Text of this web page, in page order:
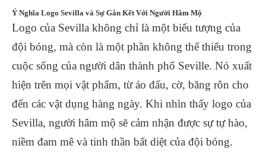
Ý Nghĩa Logo Sevilla và Sự Gắn Kết Với Người Hâm Mộ
Logo của Sevilla không chỉ là một biểu tượng của
đội bóng, mà còn là một phần không thể thiếu trong
cuộc sống của người dân thành phố Seville. Nó xuất
hiện trên mọi vật phẩm, từ áo đấu, cờ, băng rôn cho
đến các vật dụng hàng ngày. Khi nhìn thấy logo của
Sevilla, người hâm mộ sẽ cảm nhận được sự tự hào,
niềm đam mê và tinh thần bất diệt của đội bóng.